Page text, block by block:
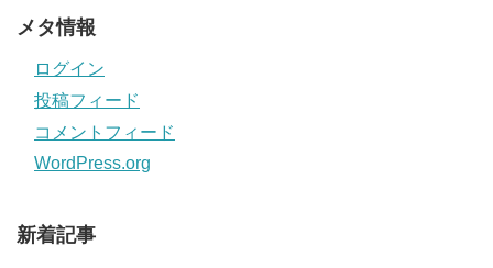
メタ情報
ログイン
投稿フィード
コメントフィード
WordPress.org
新着記事